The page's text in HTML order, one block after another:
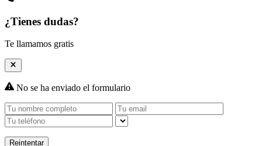
¿Tienes dudas?
Te llamamos gratis
No se ha enviado el formulario
Reintentar